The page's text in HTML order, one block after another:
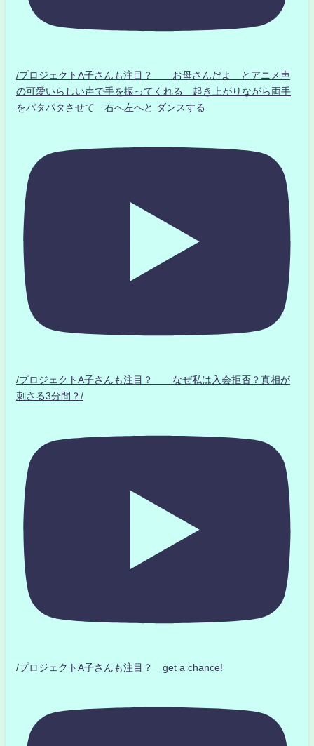
/プロジェクトA子さんも注目？ お母さんだよ とアニメ声
の可愛いらしい声で手を振ってくれる 起き上がりながら両手
をパタパタさせて 右へ左へと ダンスする
/プロジェクトA子さんも注目？ なぜ私は入会拒否？真相が
刺さる3分間？/
/プロジェクトA子さんも注目？ get a chance!